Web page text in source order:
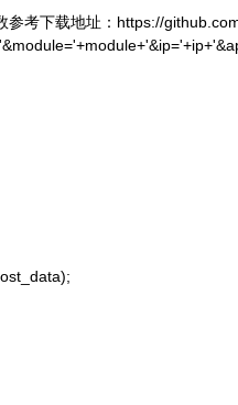
参考下载地址：https://